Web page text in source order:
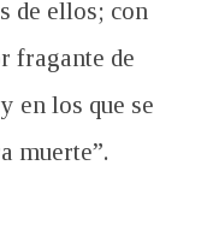
de ellos; con
fragante de
en los que se
muerte”.